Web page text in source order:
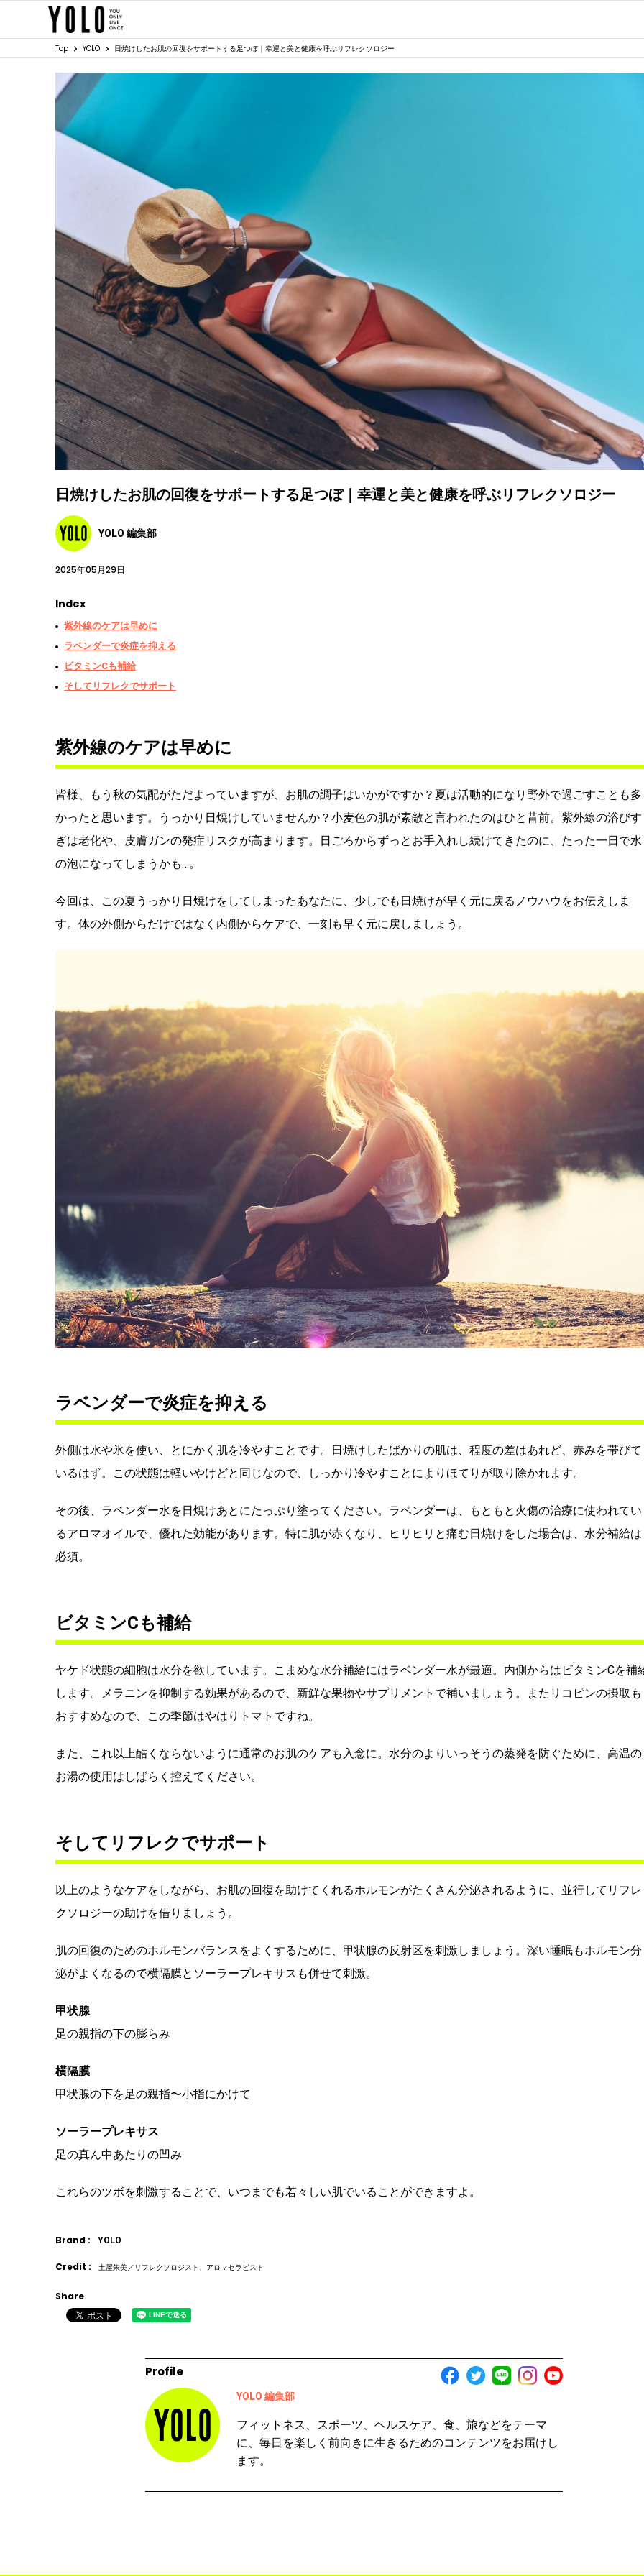
Top YOLO 日焼けしたお肌の回復をサポートする足つぼ｜幸運と美と健康を呼ぶリフレクソロジー
日焼けしたお肌の回復をサポートする足つぼ｜幸運と美と健康を呼ぶリフレクソロジー
YOLO 編集部
2025年05月29日
Index
紫外線のケアは早めに
ラベンダーで炎症を抑える
ビタミンCも補給
そしてリフレクでサポート
紫外線のケアは早めに
皆様、もう秋の気配がただよっていますが、お肌の調子はいかがですか？夏は活動的になり野外で過ごすことも多
かったと思います。うっかり日焼けしていませんか？小麦色の肌が素敵と言われたのはひと昔前。紫外線の浴びす
ぎは老化や、皮膚ガンの発症リスクが高まります。日ごろからずっとお手入れし続けてきたのに、たった一日で水
の泡になってしまうかも…。
今回は、この夏うっかり日焼けをしてしまったあなたに、少しでも日焼けが早く元に戻るノウハウをお伝えしま
す。体の外側からだけではなく内側からケアで、一刻も早く元に戻しましょう。
ラベンダーで炎症を抑える
外側は水や氷を使い、とにかく肌を冷やすことです。日焼けしたばかりの肌は、程度の差はあれど、赤みを帯びて
いるはず。この状態は軽いやけどと同じなので、しっかり冷やすことによりほてりが取り除かれます。
その後、ラベンダー水を日焼けあとにたっぷり塗ってください。ラベンダーは、もともと火傷の治療に使われてい
るアロマオイルで、優れた効能があります。特に肌が赤くなり、ヒリヒリと痛む日焼けをした場合は、水分補給は
必須。
ビタミンCも補給
ヤケド状態の細胞は水分を欲しています。こまめな水分補給にはラベンダー水が最適。内側からはビタミンCを補
します。メラニンを抑制する効果があるので、新鮮な果物やサプリメントで補いましょう。またリコピンの摂取も
おすすめなので、この季節はやはりトマトですね。
また、これ以上酷くならないように通常のお肌のケアも入念に。水分のよりいっそうの蒸発を防ぐために、高温の
お湯の使用はしばらく控えてください。
そしてリフレクでサポート
以上のようなケアをしながら、お肌の回復を助けてくれるホルモンがたくさん分泌されるように、並行してリフレ
クソロジーの助けを借りましょう。
肌の回復のためのホルモンバランスをよくするために、甲状腺の反射区を刺激しましょう。深い睡眠もホルモン分
泌がよくなるので横隔膜とソーラープレキサスも併せて刺激。
甲状腺
足の親指の下の膨らみ
横隔膜
甲状腺の下を足の親指〜小指にかけて
ソーラープレキサス
足の真ん中あたりの凹み
これらのツボを刺激することで、いつまでも若々しい肌でいることができますよ。
Brand : YOLO
Credit : 土屋朱美／リフレクソロジスト、アロマセラピスト
Share
Profile
YOLO 編集部
フィットネス、スポーツ、ヘルスケア、食、旅などをテーマ
に、毎日を楽しく前向きに生きるためのコンテンツをお届けし
ます。